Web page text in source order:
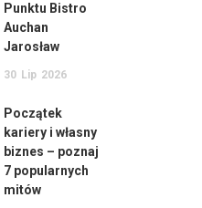
Punktu Bistro
Auchan
Jarosław
30 Lip 2026
Początek
kariery i własny
biznes – poznaj
7 popularnych
mitów